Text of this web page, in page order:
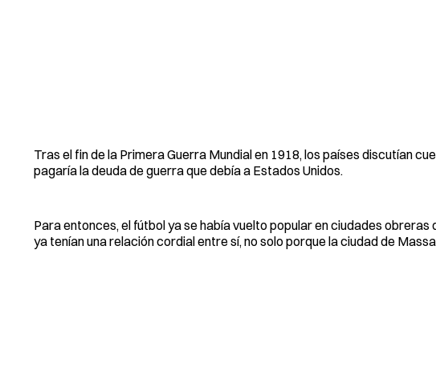
Tras el fin de la Primera Guerra Mundial en 1918, los países discutían
pagaría la deuda de guerra que debía a Estados Unidos.
Para entonces, el fútbol ya se había vuelto popular en ciudades
ya tenían una relación cordial entre sí, no solo porque la ciudad de